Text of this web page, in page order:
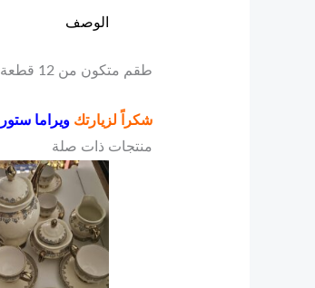
الوصف
طقم متكون من 12 قطعة فنجان شاي
شكراً لزيارتك ويراما ستور
منتجات ذات صلة